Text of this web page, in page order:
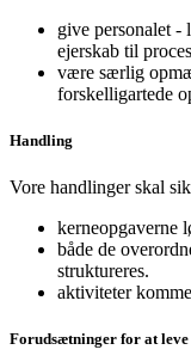
give personalet -
ejerskab til
være særlig
forskelligartede
Handling
Vore handlinger skal
kerneopgaverne
både de
struktureres.
aktiviteter
Forudsætninger for at